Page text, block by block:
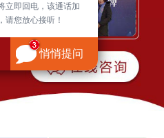
立即回电，该通话加
请您放心接听！
悄悄提问